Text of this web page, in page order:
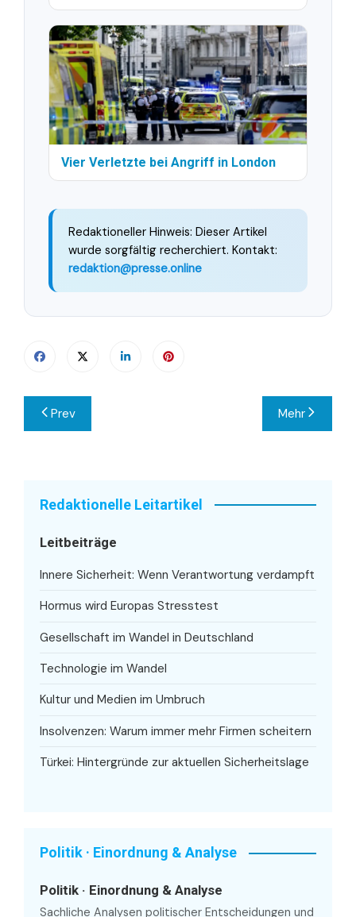
Vier Verletzte bei Angriff in London
Redaktioneller Hinweis: Dieser Artikel
wurde sorgfältig recherchiert. Kontakt:
redaktion@presse.online
Beitragsnavigation
Prev Mehr
Redaktionelle Leitartikel
Leitbeiträge
Innere Sicherheit: Wenn Verantwortung verdampft
Hormus wird Europas Stresstest
Gesellschaft im Wandel in Deutschland
Technologie im Wandel
Kultur und Medien im Umbruch
Insolvenzen: Warum immer mehr Firmen scheitern
Türkei: Hintergründe zur aktuellen Sicherheitslage
Politik · Einordnung & Analyse
Politik · Einordnung & Analyse
Sachliche Analysen politischer Entscheidungen und